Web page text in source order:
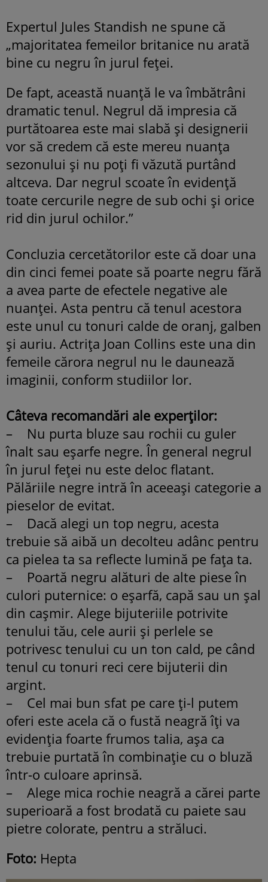
Expertul Jules Standish ne spune că
„majoritatea femeilor britanice nu arată
bine cu negru în jurul feţei.
De fapt, această nuanţă le va îmbătrâni
dramatic tenul. Negrul dă impresia că
purtătoarea este mai slabă şi designerii
vor să credem că este mereu nuanţa
sezonului şi nu poţi fi văzută purtând
altceva. Dar negrul scoate în evidenţă
toate cercurile negre de sub ochi şi orice
rid din jurul ochilor.”
Concluzia cercetătorilor este că doar una
din cinci femei poate să poarte negru fără
a avea parte de efectele negative ale
nuanţei. Asta pentru că tenul acestora
este unul cu tonuri calde de oranj, galben
şi auriu. Actriţa Joan Collins este una din
femeile cărora negrul nu le daunează
imaginii, conform studiilor lor.
Câteva recomandări ale experţilor:
– Nu purta bluze sau rochii cu guler
înalt sau eşarfe negre. În general negrul
în jurul feţei nu este deloc flatant.
Pălăriile negre intră în aceeaşi categorie a
pieselor de evitat.
– Dacă alegi un top negru, acesta
trebuie să aibă un decolteu adânc pentru
ca pielea ta sa reflecte lumină pe faţa ta.
– Poartă negru alături de alte piese în
culori puternice: o eşarfă, capă sau un şal
din caşmir. Alege bijuteriile potrivite
tenului tău, cele aurii şi perlele se
potrivesc tenului cu un ton cald, pe când
tenul cu tonuri reci cere bijuterii din
argint.
– Cel mai bun sfat pe care ţi-l putem
oferi este acela că o fustă neagră îţi va
evidenţia foarte frumos talia, aşa ca
trebuie purtată în combinaţie cu o bluză
într-o culoare aprinsă.
– Alege mica rochie neagră a cărei parte
superioară a fost brodată cu paiete sau
pietre colorate, pentru a străluci.
Foto: Hepta